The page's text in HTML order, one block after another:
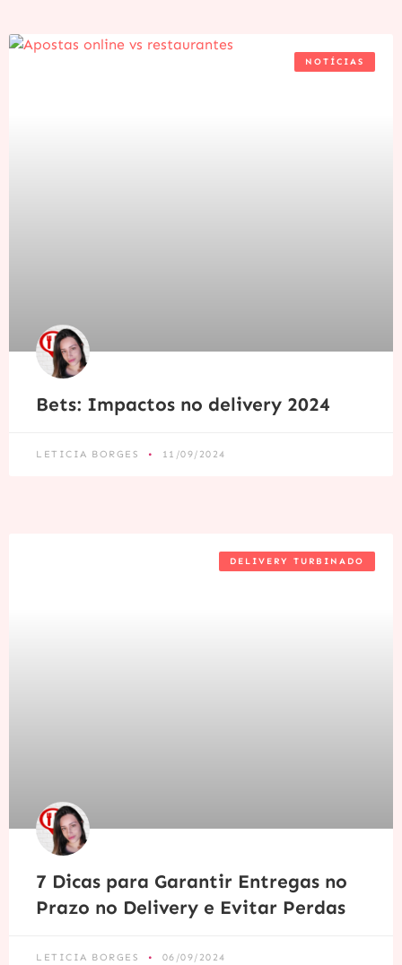
NOTÍCIAS
Bets: Impactos no delivery 2024
LETICIA BORGES 11/09/2024
DELIVERY TURBINADO
7 Dicas para Garantir Entregas no
Prazo no Delivery e Evitar Perdas
LETICIA BORGES 06/09/2024